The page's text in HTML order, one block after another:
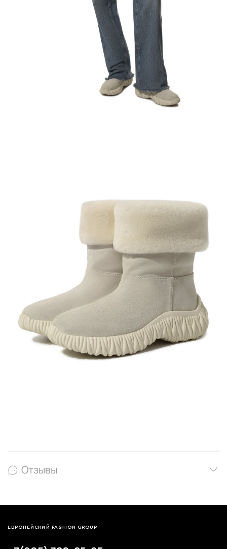
Отзывы
ЕВРОПЕЙСКИЙ FASHION GROUP